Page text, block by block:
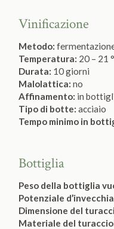
Vinificazione
Metodo:
Temperatura: 20 – 21
Durata: 10 giorni
Malolattica:no
Affinamento: in
Tipo di botte:acciaio
Tempo minimo in
Bottiglia
Peso della bottiglia
Potenziale
Dimensione del
Materiale del